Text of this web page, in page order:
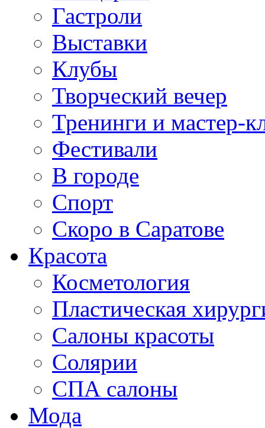
Гастроли
Выставки
Клубы
Творческий вечер
Тренинги и мастер-
Фестивали
В городе
Спорт
Скоро в Саратове
Красота
Косметология
Пластическая
Салоны красоты
Солярии
СПА салоны
Мода